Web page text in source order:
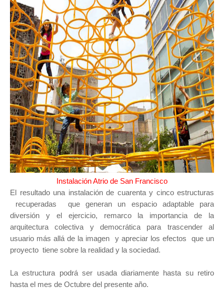
Instalación Atrio de San Francisco
El resultado una instalación de cuarenta y cinco estructuras
recuperadas que generan un espacio adaptable para
diversión y el ejercicio, remarco la importancia de la
arquitectura colectiva y democrática para trascender al
usuario más allá de la imagen y apreciar los efectos que un
proyecto tiene sobre la realidad y la sociedad.
La estructura podrá ser usada diariamente hasta su retiro
hasta el mes de Octubre del presente año.